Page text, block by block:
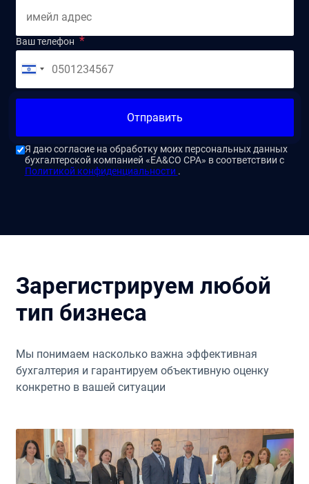
Ваш телефон
Отправить
Я даю согласие на обработку моих персональных данных
бухгалтерской компанией «EA&CO CPA» в соответствии с
Политикой конфиденциальности .
Зарегистрируем любой
тип бизнеса
Мы понимаем насколько важна эффективная
бухгалтерия и гарантируем объективную оценку
конкретно в вашей ситуации